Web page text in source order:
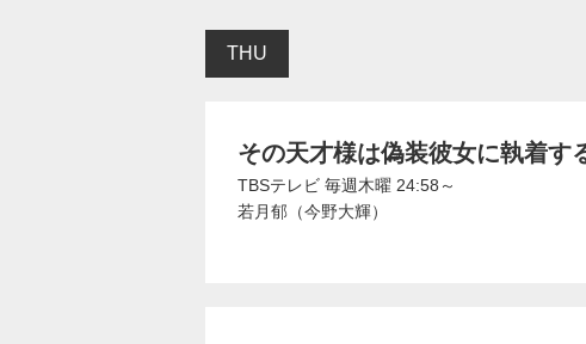
THU
その天才様は偽装彼女に執着す
TBSテレビ 毎週木曜 24:58～
若月郁（今野大輝）